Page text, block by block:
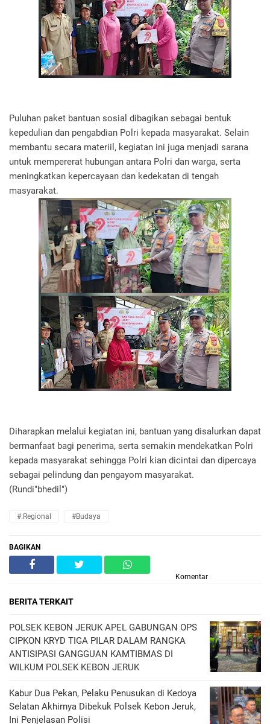
Puluhan paket bantuan sosial dibagikan sebagai bentuk
kepedulian dan pengabdian Polri kepada masyarakat. Selain
membantu secara materiil, kegiatan ini juga menjadi sarana
untuk mempererat hubungan antara Polri dan warga, serta
meningkatkan kepercayaan dan kedekatan di tengah
masyarakat.
Diharapkan melalui kegiatan ini, bantuan yang disalurkan dapat
bermanfaat bagi penerima, serta semakin mendekatkan Polri
kepada masyarakat sehingga Polri kian dicintai dan dipercaya
sebagai pelindung dan pengayom masyarakat.
(Rundi"bhedil")
#.Regional #Budaya
BAGIKAN
Komentar
BERITA TERKAIT
POLSEK KEBON JERUK APEL GABUNGAN OPS
CIPKON KRYD TIGA PILAR DALAM RANGKA
ANTISIPASI GANGGUAN KAMTIBMAS DI
WILKUM POLSEK KEBON JERUK
Kabur Dua Pekan, Pelaku Penusukan di Kedoya
Selatan Akhirnya Dibekuk Polsek Kebon Jeruk,
Ini Penjelasan Polisi